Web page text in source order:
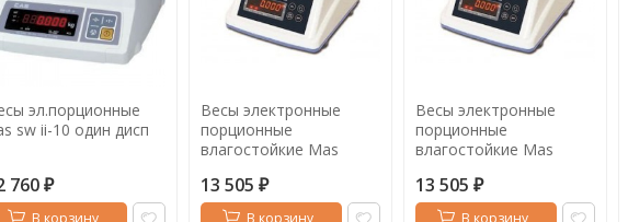
эл.порционные
sw ii-10 один дисп
760 ₽
В корзину
Весы электронные
порционные
влагостойкие Mas
13 505 ₽
В корзину
Весы электронные
порционные
влагостойкие Mas
13 505 ₽
В корзину